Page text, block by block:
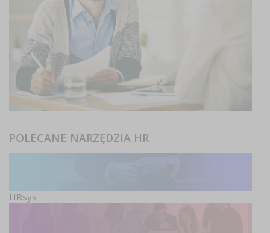
POLECANE NARZĘDZIA HR
HRsys